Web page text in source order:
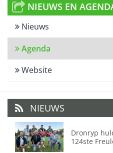
NIEUWS EN
Nieuws
Agenda
Website
NIEUWS
Dronryp
124ste